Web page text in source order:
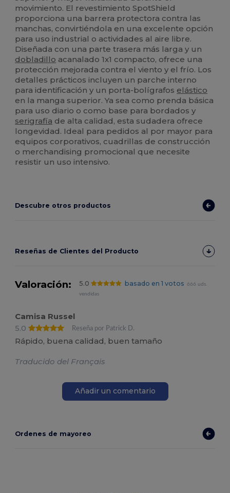
movimiento. El revestimiento SpotShield
proporciona una barrera protectora contra las
manchas, convirtiéndola en una excelente opción
para uso industrial o actividades al aire libre.
Diseñada con una parte trasera más larga y un
dobladillo acanalado 1x1 compacto, ofrece una
protección mejorada contra el viento y el frío. Los
detalles prácticos incluyen un parche interno
para identificación y un porta-bolígrafos elástico
en la manga superior. Ya sea como prenda básica
para uso diario o como base para bordados y
serigrafía de alta calidad, esta sudadera ofrece
longevidad. Ideal para pedidos al por mayor para
equipos corporativos, cuadrillas de construcción
o merchandising promocional que necesite
resistir un uso intensivo.
Descubre otros productos
Reseñas de Clientes del Producto
Valoración: 5.0 basado en 1 votos
666 uds.
vendidas
Camisa Russel
5.0
Reseña por Patrick D.
Rápido, buena calidad, buen tamaño
Traducido del Français
Añadir un comentario
Ordenes de mayoreo